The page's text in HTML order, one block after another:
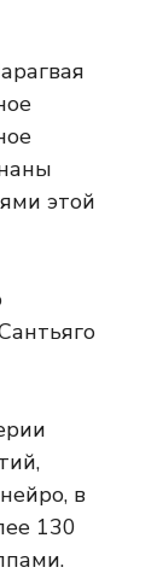
этой
в
130